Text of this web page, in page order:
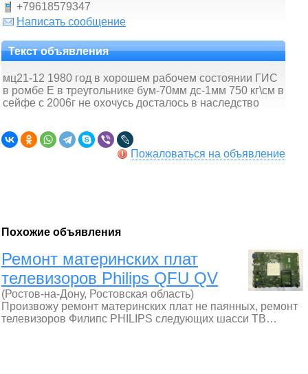
+79618579347
Написать сообщение
Текст объявления
мц21-12 1980 год в хорошем рабочем состоянии ГИС
в ромбе Е в треугольнике бум-70мм дс-1мм 750 кг\см в
сейфе с 2006г не охочусь досталось в наследство
Пожаловаться на объявление
Похожие объявления
Ремонт материнских плат
телевизоров Philips QFU QV
(Ростов-на-Дону, Ростовская область)
Произвожу ремонт материнских плат не паянных, ремонт
телевизоров Филипс PHILIPS следующих шасси ТВ…